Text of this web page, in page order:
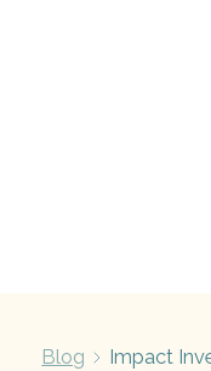
Blog Impact